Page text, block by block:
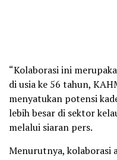
“Kolaborasi ini
di usia ke 56 tahun,
menyatukan potensi
lebih besar di sektor
melalui siaran pers.
Menurutnya, kolaborasi